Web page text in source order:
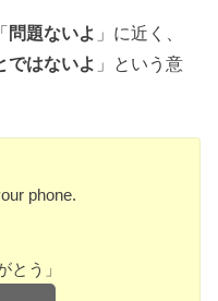
問題ないよ 」に近く、
ではないよ 」という意
phone.
とう」